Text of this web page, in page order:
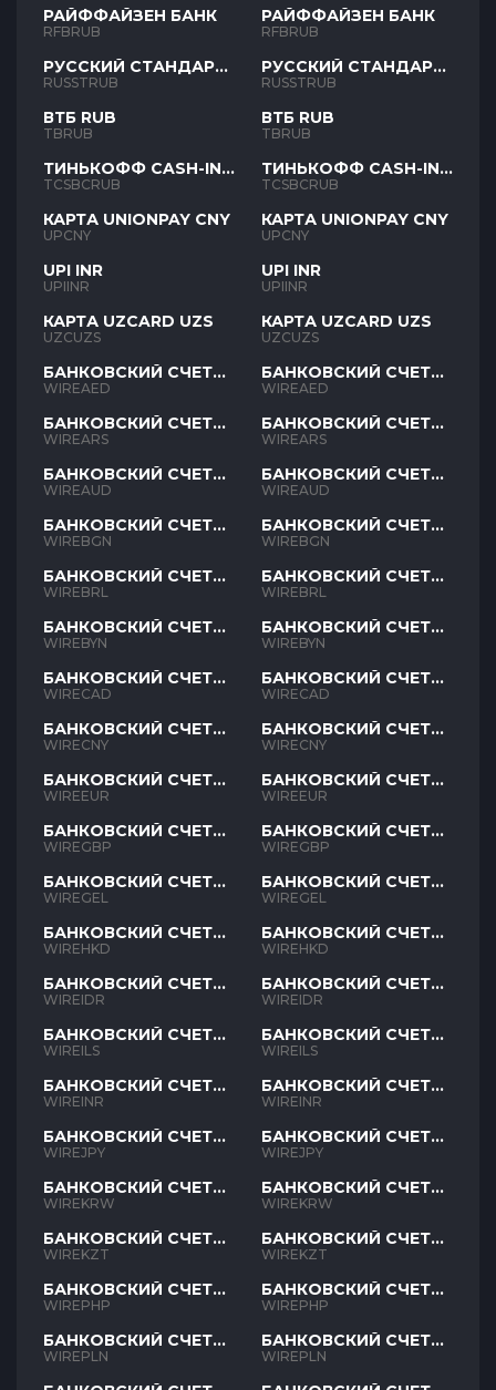
РАЙФФАЙЗЕН БАНК
RFBRUB
РУССКИЙ СТАНДАРТ
RUB
RUSSTRUB
ВТБ RUB
TBRUB
ТИНЬКОФФ CASH-IN
RUB
TCSBCRUB
КАРТА UNIONPAY CNY
UPCNY
UPI INR
UPIINR
КАРТА UZCARD UZS
UZCUZS
БАНКОВСКИЙ СЧЕТ
AED
WIREAED
БАНКОВСКИЙ СЧЕТ
ARS
WIREARS
БАНКОВСКИЙ СЧЕТ
AUD
WIREAUD
БАНКОВСКИЙ СЧЕТ
BGN
WIREBGN
БАНКОВСКИЙ СЧЕТ
BRL
WIREBRL
БАНКОВСКИЙ СЧЕТ
BYN
WIREBYN
БАНКОВСКИЙ СЧЕТ
CAD
WIRECAD
БАНКОВСКИЙ СЧЕТ
CNY
WIRECNY
БАНКОВСКИЙ СЧЕТ
EUR
WIREEUR
БАНКОВСКИЙ СЧЕТ
GBP
WIREGBP
БАНКОВСКИЙ СЧЕТ
GEL
WIREGEL
БАНКОВСКИЙ СЧЕТ
HKD
WIREHKD
БАНКОВСКИЙ СЧЕТ
IDR
WIREIDR
БАНКОВСКИЙ СЧЕТ
ILS
WIREILS
БАНКОВСКИЙ СЧЕТ
INR
WIREINR
БАНКОВСКИЙ СЧЕТ
JPY
WIREJPY
БАНКОВСКИЙ СЧЕТ
KRW
WIREKRW
БАНКОВСКИЙ СЧЕТ
KZT
WIREKZT
БАНКОВСКИЙ СЧЕТ
PHP
WIREPHP
БАНКОВСКИЙ СЧЕТ
PLN
WIREPLN
РАЙФФАЙЗЕН БАНК
RFBRUB
РУССКИЙ СТАНДАРТ
RUB
RUSSTRUB
ВТБ RUB
TBRUB
ТИНЬКОФФ CASH-IN
RUB
TCSBCRUB
КАРТА UNIONPAY CNY
UPCNY
UPI INR
UPIINR
КАРТА UZCARD UZS
UZCUZS
БАНКОВСКИЙ СЧЕТ
AED
WIREAED
БАНКОВСКИЙ СЧЕТ
ARS
WIREARS
БАНКОВСКИЙ СЧЕТ
AUD
WIREAUD
БАНКОВСКИЙ СЧЕТ
BGN
WIREBGN
БАНКОВСКИЙ СЧЕТ
BRL
WIREBRL
БАНКОВСКИЙ СЧЕТ
BYN
WIREBYN
БАНКОВСКИЙ СЧЕТ
CAD
WIRECAD
БАНКОВСКИЙ СЧЕТ
CNY
WIRECNY
БАНКОВСКИЙ СЧЕТ
EUR
WIREEUR
БАНКОВСКИЙ СЧЕТ
GBP
WIREGBP
БАНКОВСКИЙ СЧЕТ
GEL
WIREGEL
БАНКОВСКИЙ СЧЕТ
HKD
WIREHKD
БАНКОВСКИЙ СЧЕТ
IDR
WIREIDR
БАНКОВСКИЙ СЧЕТ
ILS
WIREILS
БАНКОВСКИЙ СЧЕТ
INR
WIREINR
БАНКОВСКИЙ СЧЕТ
JPY
WIREJPY
БАНКОВСКИЙ СЧЕТ
KRW
WIREKRW
БАНКОВСКИЙ СЧЕТ
KZT
WIREKZT
БАНКОВСКИЙ СЧЕТ
PHP
WIREPHP
БАНКОВСКИЙ СЧЕТ
PLN
WIREPLN